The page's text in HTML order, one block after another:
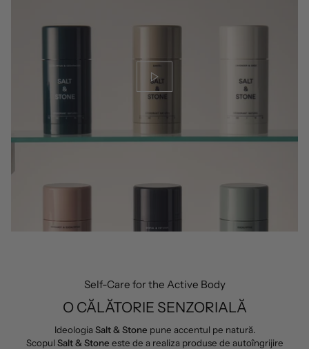
Self-Care for the Active Body
O CĂLĂTORIE SENZORIALĂ
Ideologia Salt & Stone pune accentul pe natură.
Scopul Salt & Stone este de a realiza produse de autoîngrijire